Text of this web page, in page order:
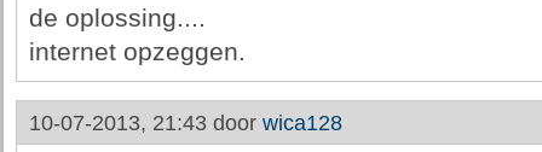
de oplossing....
internet opzeggen.
10-07-2013, 21:43 door wica128